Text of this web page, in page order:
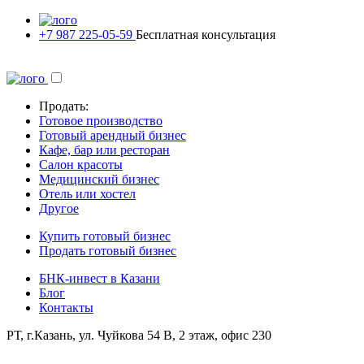
+7 987 225-05-59 Бесплатная консультация
Продать:
Готовое производство
Готовый арендный бизнес
Кафе, бар или ресторан
Салон красоты
Медицинский бизнес
Отель или хостел
Другое
Купить готовый бизнес
Продать готовый бизнес
БНК-инвест в Казани
Блог
Контакты
РТ, г.Казань, ул. Чуйкова 54 В, 2 этаж, офис 230